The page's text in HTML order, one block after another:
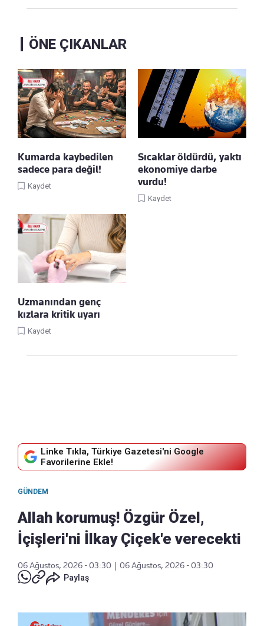
ÖNE ÇIKANLAR
Kumarda kaybedilen
sadece para değil!
Kaydet
Sıcaklar öldürdü, yaktı
ekonomiye darbe
vurdu!
Kaydet
Uzmanından genç
kızlara kritik uyarı
Kaydet
Linke Tıkla, Türkiye Gazetesi'ni Google
Favorilerine Ekle!
GÜNDEM
Allah korumuş! Özgür Özel,
İçişleri'ni İlkay Çiçek'e verecekti
06 Ağustos, 2026 - 03:30
06 Ağustos, 2026 - 03:30
Paylaş